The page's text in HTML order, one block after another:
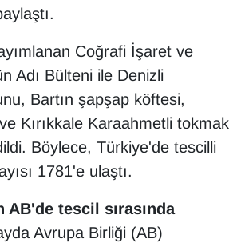
Coğrafi İşaret ve
Adı Bülteni ile Denizli
Bartın şapşap köftesi,
Kırıkkale Karaahmetli tokmak
Böylece, Türkiye'de tescilli
1781'e ulaştı.
AB'de tescil sırasında
Avrupa Birliği (AB)